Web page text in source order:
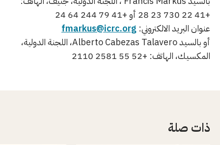
+41 22 730 23 28 أو +41 79 244 64 24
عنوان البريد الالكتروني: fmarkus@icrc.org
أو بالسيد Alberto Cabezas Talavero، اللجنة الدولية،
المكسيك، الهاتف: +52 55 2581 2110
ذات صلة